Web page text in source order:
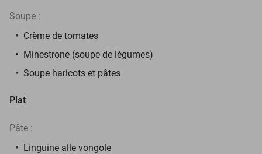
Soupe :
Crème de tomates
Minestrone (soupe de légumes)
Soupe haricots et pâtes
Plat
Pâte :
Linguine alle vongole